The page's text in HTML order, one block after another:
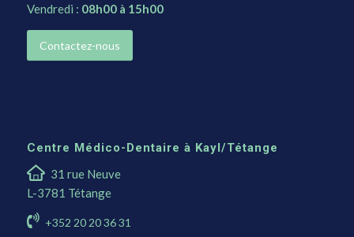
Vendredi : 08h00 à 15h00
Contactez-nous
Centre Médico-Dentaire à Kayl/Tétange
31 rue Neuve
L-3781 Tétange
+352 20 20 36 31